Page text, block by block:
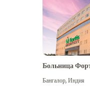
Больница
Бангалор,Индия